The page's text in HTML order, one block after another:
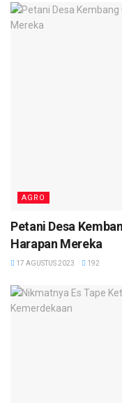
AGRO
Petani Desa
Harapan Mereka
17 AGUSTUS 2023 192